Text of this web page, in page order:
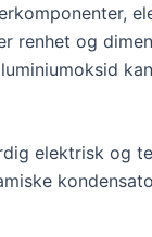
renhet og
elektrisk og